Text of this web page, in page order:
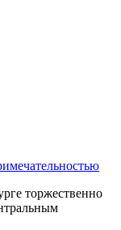
торжественно